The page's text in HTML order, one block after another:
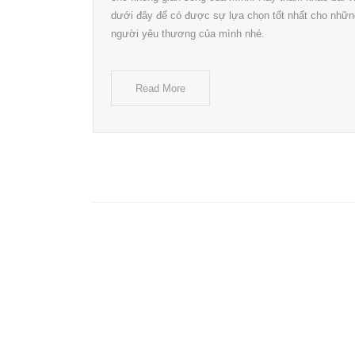
dưới đây để có được sự lựa chọn tốt nhất cho
người yêu thương của mình nhé.
Read More